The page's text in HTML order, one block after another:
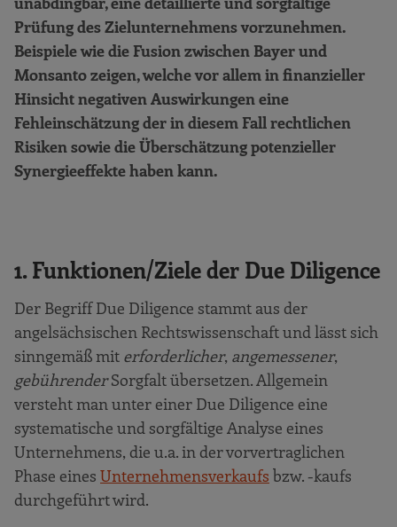
Prüfung des Zielunternehmens vorzunehmen.
Beispiele wie die Fusion zwischen Bayer und
Monsanto zeigen, welche vor allem in finanzieller
Hinsicht negativen Auswirkungen eine
Fehleinschätzung der in diesem Fall rechtlichen
Risiken sowie die Überschätzung potenzieller
Synergieeffekte haben kann.
1. Funktionen/Ziele der Due Diligence
Der Begriff Due Diligence stammt aus der
angelsächsischen Rechtswissenschaft und lässt sich
sinngemäß mit erforderlicher, angemessener,
gebührenderSorgfalt übersetzen. Allgemein
versteht man unter einer Due Diligence eine
systematische und sorgfältige Analyse eines
Unternehmens, die u.a. in der vorvertraglichen
Phase eines Unternehmensverkaufs bzw. -kaufs
durchgeführt wird.